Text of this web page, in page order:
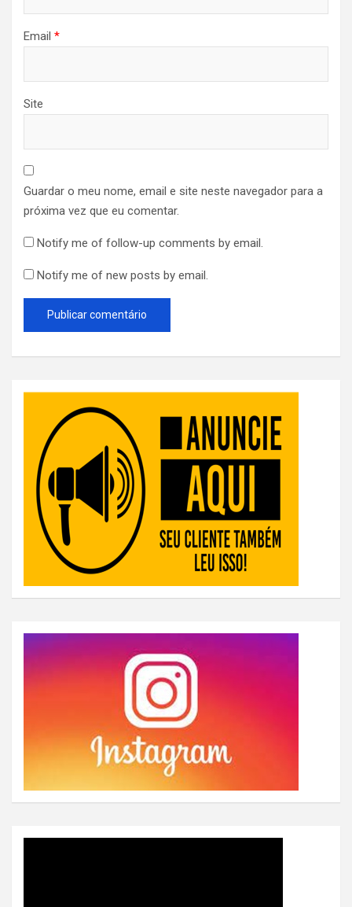
Email *
Site
Guardar o meu nome, email e site neste navegador para a
próxima vez que eu comentar.
Notify me of follow-up comments by email.
Notify me of new posts by email.